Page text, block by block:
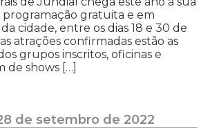
programação gratuita e em
cidade, entre os dias 18 e 30 de
atrações confirmadas estão as
grupos inscritos, oficinas e
de shows […]
de setembro de 2022